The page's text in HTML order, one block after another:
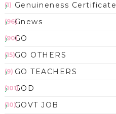
Genuineness Certificate
(1)
Gnews
(96)
GO
(90)
GO OTHERS
(15)
GO TEACHERS
(9)
GOD
(101)
GOVT JOB
(10)